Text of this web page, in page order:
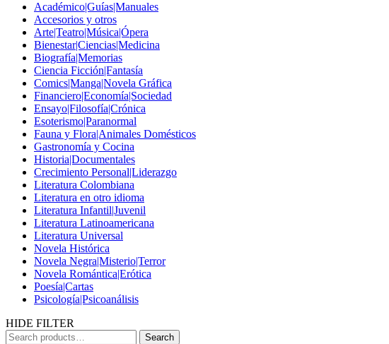
Académico|Guías|Manuales
Accesorios y otros
Arte|Teatro|Música|Ópera
Bienestar|Ciencias|Medicina
Biografía|Memorias
Ciencia Ficción|Fantasía
Comics|Manga|Novela Gráfica
Financiero|Economía|Sociedad
Ensayo|Filosofía|Crónica
Esoterismo|Paranormal
Fauna y Flora|Animales Domésticos
Gastronomía y Cocina
Historia|Documentales
Crecimiento Personal|Liderazgo
Literatura Colombiana
Literatura en otro idioma
Literatura Infantil|Juvenil
Literatura Latinoamericana
Literatura Universal
Novela Histórica
Novela Negra|Misterio|Terror
Novela Romántica|Erótica
Poesía|Cartas
Psicología|Psicoanálisis
HIDE FILTER
Search